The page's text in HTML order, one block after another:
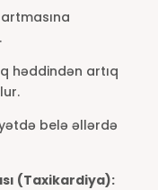
həddindən artıq
belə əllərdə
(Taxikardiya):